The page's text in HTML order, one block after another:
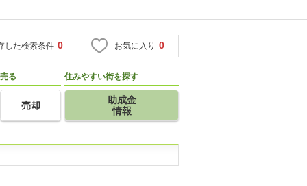
した検索条件 0 お気に入り 0
売る
売却
住みやすい街を探す
助成金
情報